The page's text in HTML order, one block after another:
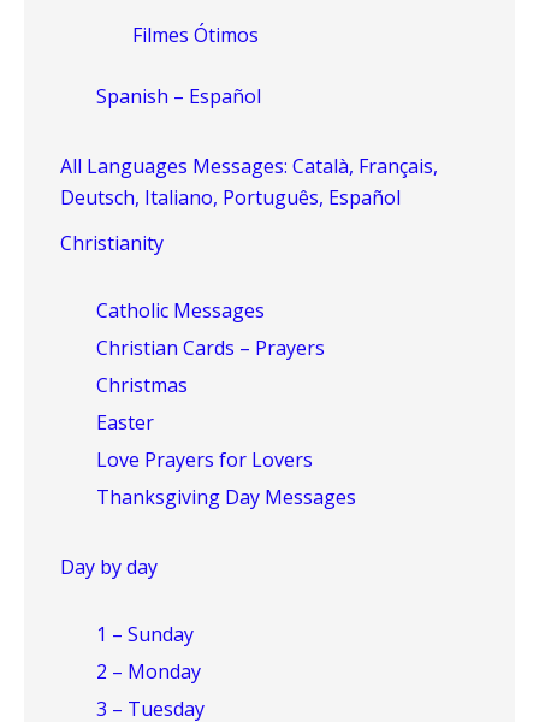
Filmes Ótimos
Spanish – Español
All Languages Messages: Català, Français,
Deutsch, Italiano, Português, Español
Christianity
Catholic Messages
Christian Cards – Prayers
Christmas
Easter
Love Prayers for Lovers
Thanksgiving Day Messages
Day by day
1 – Sunday
2 – Monday
3 – Tuesday